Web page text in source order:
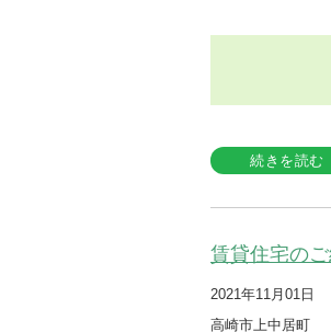
続きを読む
賃貸住宅の
2021年11月01日
高崎市上中居町